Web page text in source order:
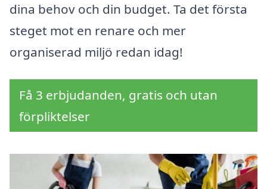
dina behov och din budget. Ta det första
steget mot en renare och mer
organiserad miljö redan idag!
Få 3 erbjudanden, gratis och utan
förpliktelser